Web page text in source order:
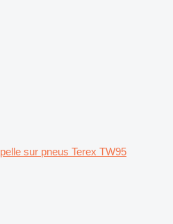
pelle sur pneus Terex TW95